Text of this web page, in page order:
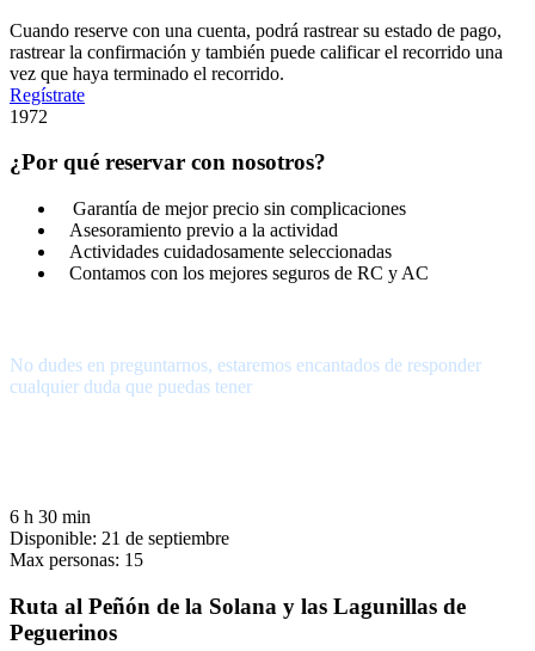
Cuando reserve con una cuenta, podrá rastrear su estado de pago,
rastrear la confirmación y también puede calificar el recorrido una
vez que haya terminado el recorrido.
Regístrate
1972
¿Por qué reservar con nosotros?
Garantía de mejor precio sin complicaciones
Asesoramiento previo a la actividad
Actividades cuidadosamente seleccionadas
Contamos con los mejores seguros de RC y AC
No dudes en preguntarnos, estaremos encantados de responder
cualquier duda que puedas tener
6 h 30 min
Disponible: 21 de septiembre
Max personas: 15
Ruta al Peñón de la Solana y las Lagunillas de
Peguerinos